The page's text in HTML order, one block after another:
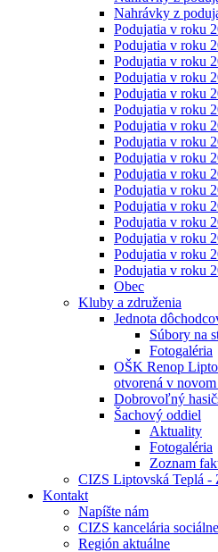
Nahrávky z
Podujatia v roku
Podujatia v roku
Podujatia v roku
Podujatia v roku
Podujatia v roku
Podujatia v roku
Podujatia v roku
Podujatia v roku
Podujatia v roku
Podujatia v roku
Podujatia v roku
Podujatia v roku
Podujatia v roku
Podujatia v roku
Podujatia v roku
Podujatia v roku
Obec
Kluby a združenia
Jednota
Súbory na
Fotogaléria
OŠK Renop
otvorená v
Dobrovoľný
Šachový oddiel
Aktuality
Fotogaléria
Zoznam
CIZS Liptovská Teplá -
Kontakt
Napíšte nám
CIZS kancelária
Región aktuálne